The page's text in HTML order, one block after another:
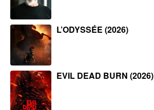
L’ODYSSÉE (2026)
EVIL DEAD BURN (2026)